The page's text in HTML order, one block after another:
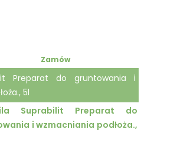
Zamów
Preparat do gruntowania i
5l
Suprabilit Preparat do
i wzmacniania podłoża.,